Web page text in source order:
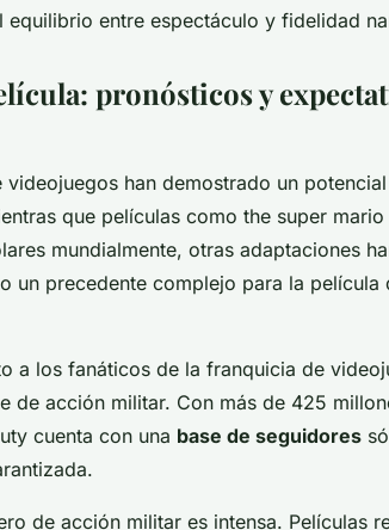
equilibrio entre espectáculo y fidelidad
pronósticos y
videojuegos han demostrado un potencial
que películas como the super
mundialmente, otras adaptaciones
un precedente complejo para la película
a los fanáticos de la franquicia de
de acción militar. Con más de 425
cuenta con una base de seguidores
de acción militar es intensa. Películas